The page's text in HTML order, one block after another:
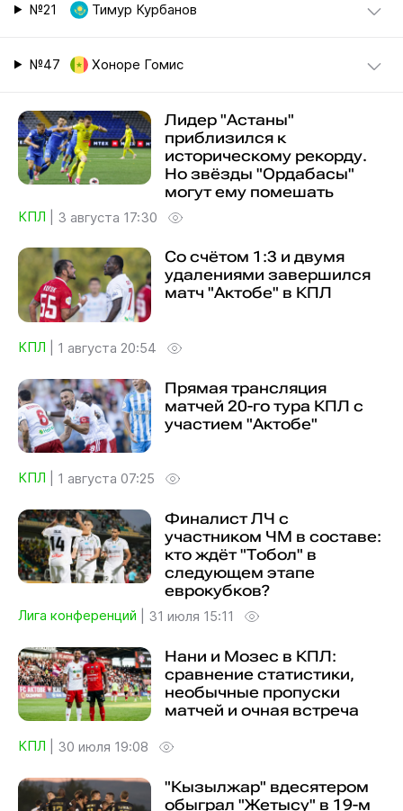
№21 Тимур Курбанов
№47 Хоноре Гомис
Лидер "Астаны"
приблизился к
историческому рекорду.
Но звёзды "Ордабасы"
могут ему помешать
КПЛ 3 августа 17:30
Со счётом 1:3 и двумя
удалениями завершился
матч "Актобе" в КПЛ
КПЛ 1 августа 20:54
Прямая трансляция
матчей 20-го тура КПЛ с
участием "Актобе"
КПЛ 1 августа 07:25
Финалист ЛЧ с
участником ЧМ в составе:
кто ждёт "Тобол" в
следующем этапе
еврокубков?
Лига конференций 31 июля 15:11
Нани и Мозес в КПЛ:
сравнение статистики,
необычные пропуски
матчей и очная встреча
КПЛ 30 июля 19:08
"Кызылжар" вдесятером
обыграл "Жетысу" в 19-м